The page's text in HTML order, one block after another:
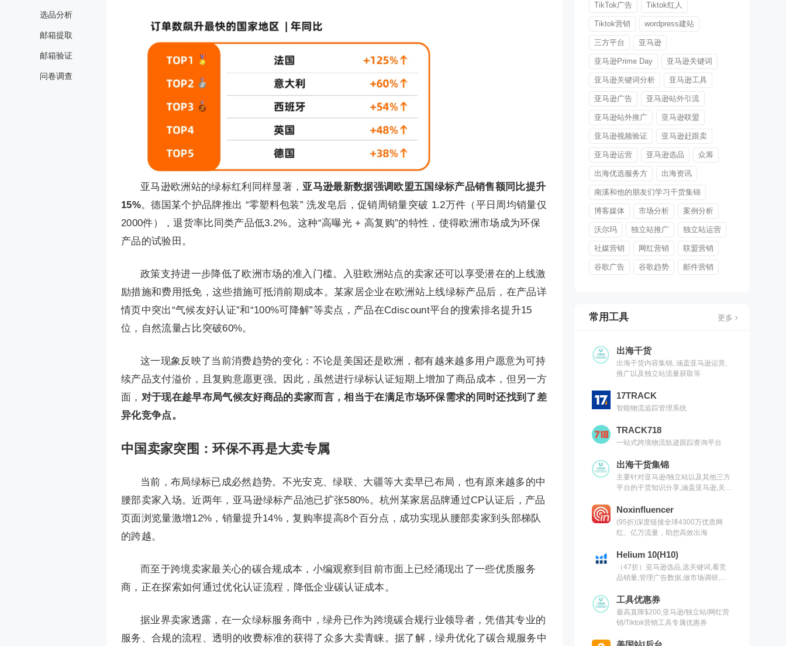
选品分析
邮箱提取
邮箱验证
问卷调查
亚马逊欧洲站的绿标红利同样显著， 亚马逊最新数据强调欧盟五国绿标产品销售额同比提升
15%。德国某个护品牌推出 “零塑料包装” 洗发皂后，促销周销量突破 1.2万件（平日周均销量仅
2000件），退货率比同类产品低3.2%。这种“高曝光 + 高复购”的特性，使得欧洲市场成为环保
产品的试验田。
政策支持进一步降低了欧洲市场的准入门槛。入驻欧洲站点的卖家还可以享受潜在的上线激
励措施和费用抵免，这些措施可抵消前期成本。某家居企业在欧洲站上线绿标产品后，在产品详
情页中突出“气候友好认证”和“100%可降解”等卖点，产品在Cdiscount平台的搜索排名提升15
位，自然流量占比突破60%。
这一现象反映了当前消费趋势的变化：不论是美国还是欧洲，都有越来越多用户愿意为可持
续产品支付溢价，且复购意愿更强。因此，虽然进行绿标认证短期上增加了商品成本，但另一方
面， 对于现在趁早布局气候友好商品的卖家而言，相当于在满足市场环保需求的同时还找到了差
异化竞争点。
中国卖家突围：环保不再是大卖专属
当前，布局绿标已成必然趋势。不光安克、绿联、大疆等大卖早已布局，也有原来越多的中
腰部卖家入场。近两年，亚马逊绿标产品池已扩张580%。杭州某家居品牌通过CP认证后，产品
页面浏览量激增12%，销量提升14%，复购率提高8个百分点，成功实现从腰部卖家到头部梯队
的跨越。
而至于跨境卖家最关心的碳合规成本，小编观察到目前市面上已经涌现出了一些优质服务
商，正在探索如何通过优化认证流程，降低企业碳认证成本。
据业界卖家透露，在一众绿标服务商中，绿舟已作为跨境碳合规行业领导者，凭借其专业的
服务、合规的流程、透明的收费标准的获得了众多大卖青睐。据了解，绿舟优化了碳合规服务中
TikTok广告 Tiktok红人
Tiktok营销 wordpress建站
三方平台 亚马逊
亚马逊Prime Day 亚马逊关键词
亚马逊关键词分析 亚马逊工具
亚马逊广告 亚马逊站外引流
亚马逊站外推广 亚马逊联盟
亚马逊视频验证 亚马逊赶跟卖
亚马逊运营 亚马逊选品 众筹
出海优选服务方 出海资讯
南溪和他的朋友们学习干货集锦
博客媒体 市场分析 案例分析
沃尔玛 独立站推广 独立站运营
社媒营销 网红营销 联盟营销
谷歌广告 谷歌趋势 邮件营销
常用工具 更多
出海干货
出海干货内容集锦, 涵盖亚马逊运营,
推广以及独立站流量获取等
17TRACK
智能物流追踪管理系统
TRACK718
一站式跨境物流轨迹跟踪查询平台
出海干货集锦
主要针对亚马逊/独立站以及其他三方
平台的干货知识分享,涵盖亚马逊,关键
具以及出海干货集锦,欢迎关注
Noxinfluencer
(95折)深度链接全球4300万优质网
红、亿万流量，助您高效出海
Helium 10(H10)
（47折）亚马逊选品,选关键词,看竞
品销量,管理广告数据,做市场调研,有
工具优惠券
最高直降$200,亚马逊/独立站/网红营
销/Tiktok营销工具专属优惠券